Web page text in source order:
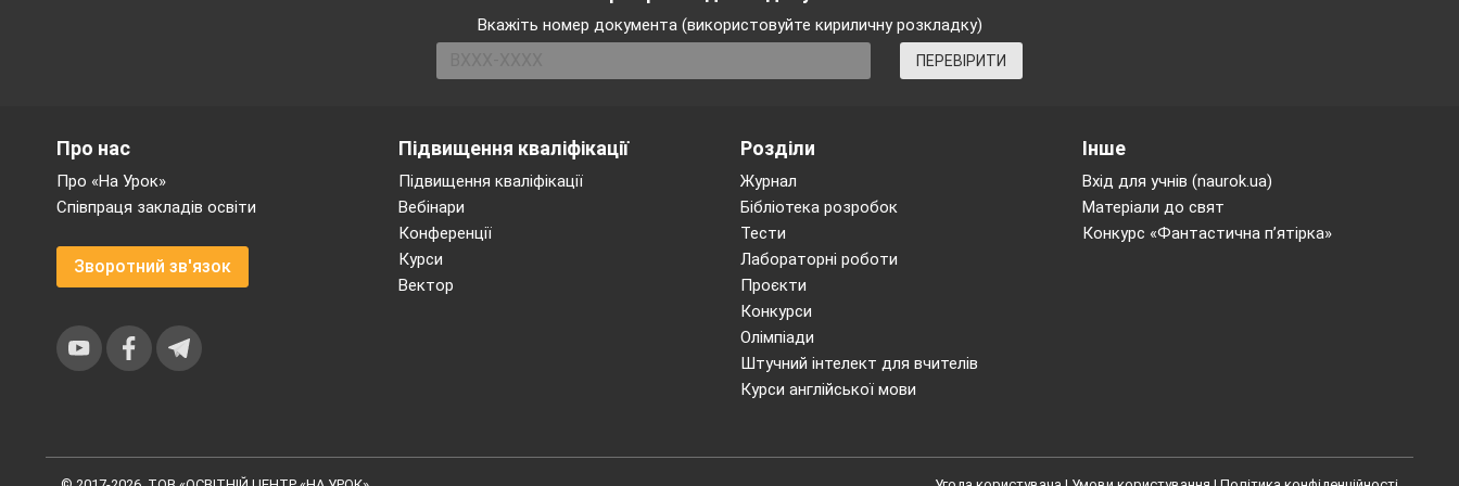
Вкажіть номер документа (використовуйте кириличну розкладку)
ПЕРЕВІРИТИ
Підвищення кваліфікації
Підвищення кваліфікації
Вебінари
Конференції
Курси
Вектор
Розділи
Журнал
Бібліотека розробок
Тести
Лабораторні роботи
Проєкти
Конкурси
Олімпіади
Штучний інтелект для вчителів
Курси англійської мови
Про нас
Про «На Урок»
Співпраця закладів освіти
Зворотний зв'язок
Інше
Вхід для учнів (naurok.ua)
Матеріали до свят
Конкурс «Фантастична п’ятірка»